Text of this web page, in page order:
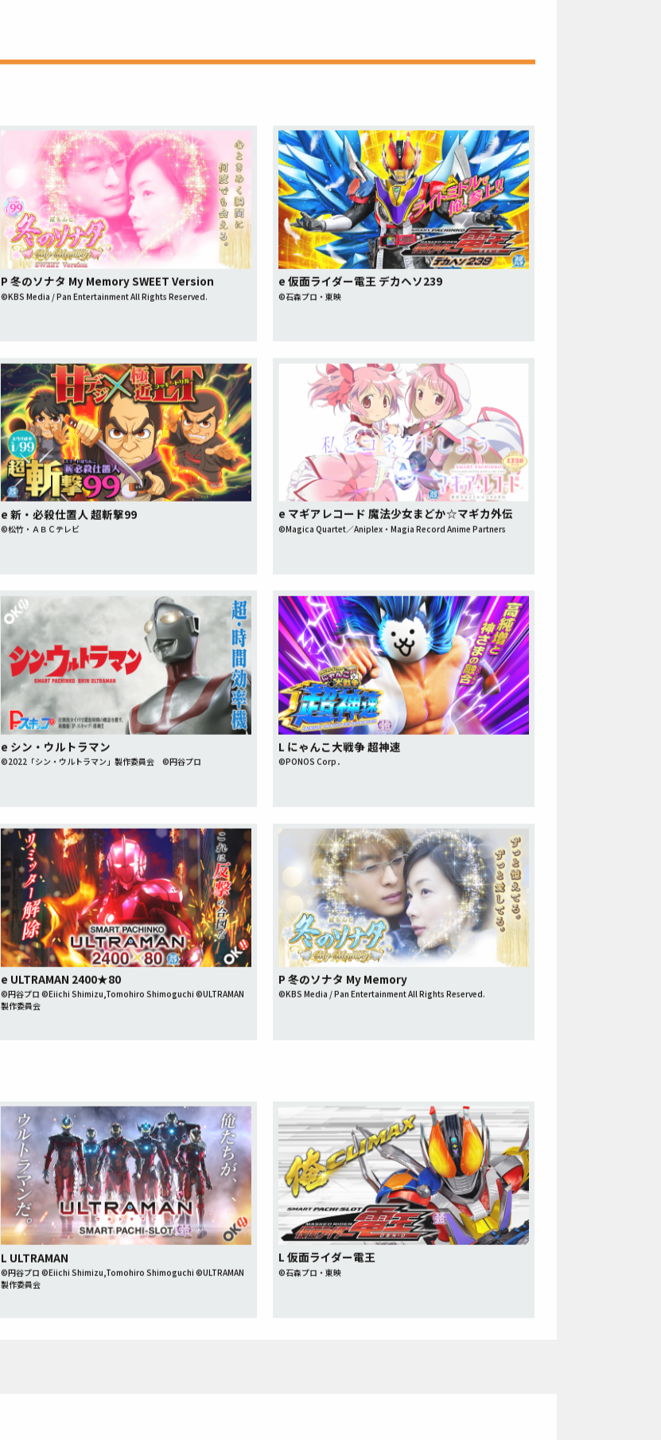
P 冬のソナタ My Memory SWEET Version
©KBS Media / Pan Entertainment All Rights Reserved.
e 仮面ライダー電王 デカヘソ239
©石森プロ・東映
e 新・必殺仕置人 超斬撃99
©松竹・ＡＢＣテレビ
e マギアレコード 魔法少女まどか☆マギカ外伝
©Magica Quartet／Aniplex・Magia Record Anime Partners
e シン・ウルトラマン
©2022「シン・ウルトラマン」製作委員会 ©円谷プロ
L にゃんこ大戦争 超神速
©PONOS Corp．
e ULTRAMAN 2400★80
©円谷プロ ©Eiichi Shimizu,Tomohiro Shimoguchi ©ULTRAMAN
製作委員会
P 冬のソナタ My Memory
©KBS Media / Pan Entertainment All Rights Reserved.
L ULTRAMAN
©円谷プロ ©Eiichi Shimizu,Tomohiro Shimoguchi ©ULTRAMAN
製作委員会
L 仮面ライダー電王
©石森プロ・東映